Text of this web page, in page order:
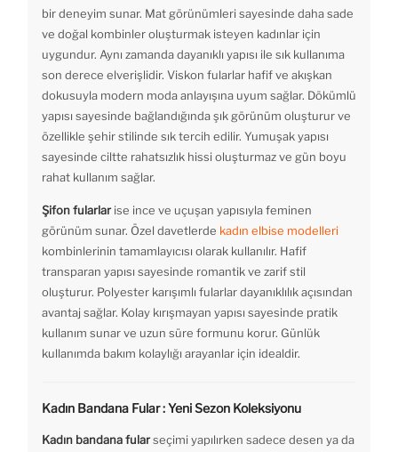
bir deneyim sunar. Mat görünümleri sayesinde daha sade
ve doğal kombinler oluşturmak isteyen kadınlar için
uygundur. Aynı zamanda dayanıklı yapısı ile sık kullanıma
son derece elverişlidir. Viskon fularlar hafif ve akışkan
dokusuyla modern moda anlayışına uyum sağlar. Dökümlü
yapısı sayesinde bağlandığında şık görünüm oluşturur ve
özellikle şehir stilinde sık tercih edilir. Yumuşak yapısı
sayesinde ciltte rahatsızlık hissi oluşturmaz ve gün boyu
rahat kullanım sağlar.
Şifon fularlarise ince ve uçuşan yapısıyla feminen
görünüm sunar. Özel davetlerde kadın elbise modelleri
kombinlerinin tamamlayıcısı olarak kullanılır. Hafif
transparan yapısı sayesinde romantik ve zarif stil
oluşturur. Polyester karışımlı fularlar dayanıklılık açısından
avantaj sağlar. Kolay kırışmayan yapısı sayesinde pratik
kullanım sunar ve uzun süre formunu korur. Günlük
kullanımda bakım kolaylığı arayanlar için idealdir.
Kadın Bandana Fular : Yeni Sezon Koleksiyonu
Kadın bandana fularseçimi yapılırken sadece desen ya da